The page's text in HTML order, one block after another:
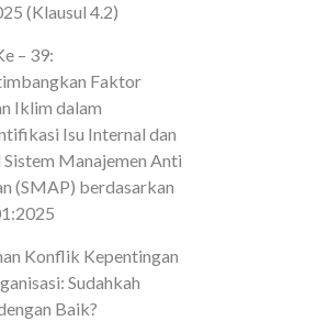
(Klausul 4.2)
– 39:
Faktor
Iklim dalam
Isu Internal dan
Sistem Manajemen Anti
(SMAP) berdasarkan
Konflik Kepentingan
Sudahkah
Baik?